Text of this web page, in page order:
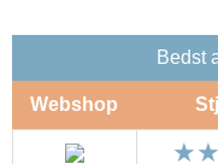
Bedst
Webshop